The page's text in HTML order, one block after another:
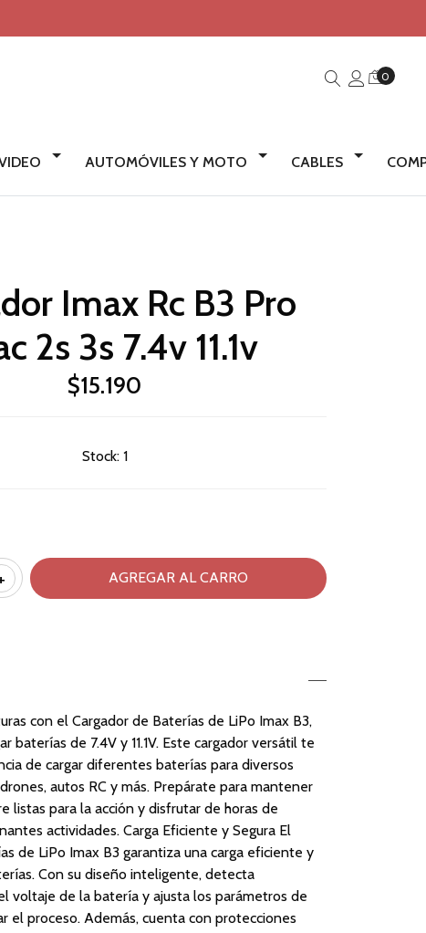
0
AUTOMÓVILES Y MOTO CABLES
Imax Rc B3 Pro
2s 3s 7.4v 11.1v
$15.190
Stock: 1
con el Cargador de Baterías de LiPo Imax B3,
baterías de 7.4V y 11.1V. Este cargador versátil te
de cargar diferentes baterías para diversos
autos RC y más. Prepárate para mantener
listas para la acción y disfrutar de horas de
actividades. Carga Eficiente y Segura El
de LiPo Imax B3 garantiza una carga eficiente y
Con su diseño inteligente, detecta
voltaje de la batería y ajusta los parámetros de
el proceso. Además, cuenta con protecciones